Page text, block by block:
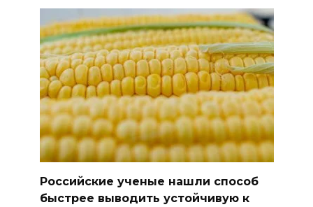
Российские ученые нашли способ
быстрее выводить устойчивую к